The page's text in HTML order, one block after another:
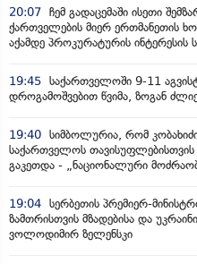
20:07 ჩემ გადაცემაში ისეთი
ქართველების მიერ ერთმანეთის
აქამდე პროკურატურის ინტერესის
19:45 საქართველოში 9-11
დროგამოშვებით წვიმა, ზოგან
19:40 სიმბოლურია, რომ
საქართველოს
გაკეთდა - „ნაციონალური
19:04 სერბეთის პრემიერ-
ზამთრისთვის მზადებისა და
ვოლოდიმირ ზელენსკი